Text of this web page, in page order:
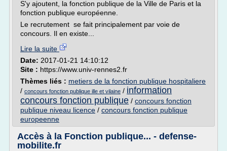
S'y ajoutent, la fonction publique de la Ville de Paris et la
fonction publique européenne.
Le recrutement se fait principalement par voie de
concours. Il en existe...
Lire la suite
Date: 2017-01-21 14:10:12
Site : https://www.univ-rennes2.fr
Thèmes liés : metiers de la fonction publique hospitaliere
/ concours fonction publique ille et vilaine / information
concours fonction publique / concours fonction
publique niveau licence / concours fonction publique
europeenne
Accès à la Fonction publique... - defense-
mobilite.fr